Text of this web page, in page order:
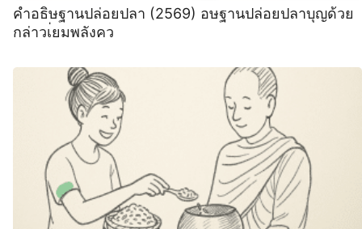
คำอธิษฐานปล่อยปลา (2569) อษฐานปล่อยปลาบุญด้วย
กล่าวเ่ยมพลังคว